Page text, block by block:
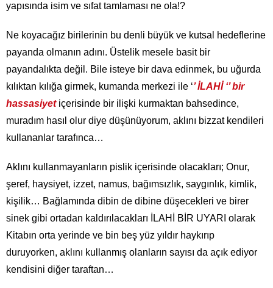
yapısında isim ve sıfat tamlaması ne ola!?
Ne koyacağız birilerinin bu denli büyük ve kutsal hedeflerine
payanda olmanın adını. Üstelik mesele basit bir
payandalıkta değil. Bile isteye bir dava edinmek, bu uğurda
kılıktan kılığa girmek, kumanda merkezi ile ‘’ İLAHİ ‘’ bir
hassasiyetiçerisinde bir ilişki kurmaktan bahsedince,
muradım hasıl olur diye düşünüyorum, aklını bizzat kendileri
kullananlar tarafınca…
Aklını kullanmayanların pislik içerisinde olacakları; Onur,
şeref, haysiyet, izzet, namus, bağımsızlık, saygınlık, kimlik,
kişilik… Bağlamında dibin de dibine düşecekleri ve birer
sinek gibi ortadan kaldırılacakları İLAHİ BİR UYARI olarak
Kitabın orta yerinde ve bin beş yüz yıldır haykırıp
duruyorken, aklını kullanmış olanların sayısı da açık ediyor
kendisini diğer taraftan…